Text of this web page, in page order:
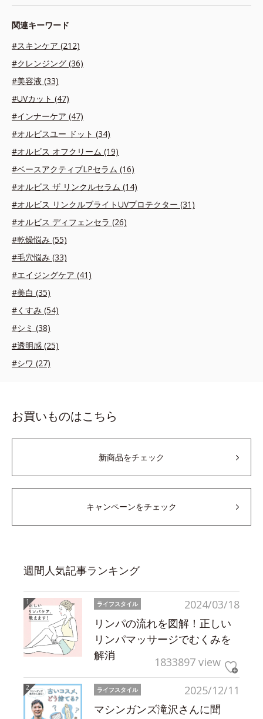
関連キーワード
#スキンケア (212)
#クレンジング (36)
#美容液 (33)
#UVカット (47)
#インナーケア (47)
#オルビスユー ドット (34)
#オルビス オフクリーム (19)
#ベースアクティブLPセラム (16)
#オルビス ザ リンクルセラム (14)
#オルビス リンクルブライトUVプロテクター (31)
#オルビス ディフェンセラ (26)
#乾燥悩み (55)
#毛穴悩み (33)
#エイジングケア (41)
#美白 (35)
#くすみ (54)
#シミ (38)
#透明感 (25)
#シワ (27)
お買いものはこちら
新商品をチェック
キャンペーンをチェック
週間人気記事ランキング
2024/03/18
ライフスタイル
リンパの流れを図解！正しい
リンパマッサージでむくみを
解消
1833897 view
2025/12/11
ライフスタイル
マシンガンズ滝沢さんに聞